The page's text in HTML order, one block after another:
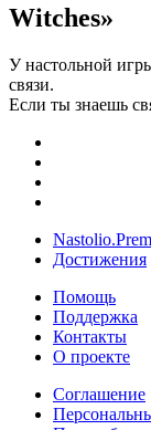
Witches»
У настольной
связи.
Если ты знаешь
Достижения
Помощь
Поддержка
Контакты
О проекте
Соглашение